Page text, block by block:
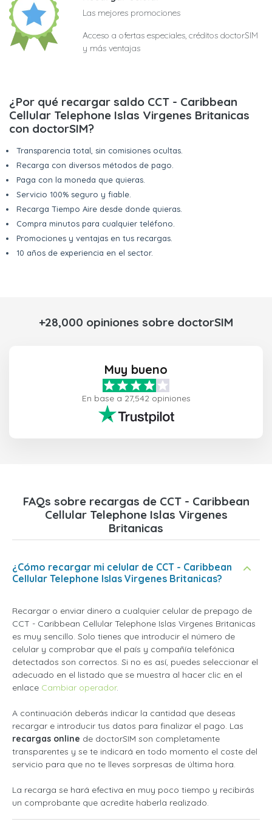
Las mejores promociones
Acceso a ofertas especiales, créditos doctorSIM
y más ventajas
¿Por qué recargar saldo CCT - Caribbean
Cellular Telephone Islas Virgenes Britanicas
con doctorSIM?
Transparencia total, sin comisiones ocultas.
Recarga con diversos métodos de pago.
Paga con la moneda que quieras.
Servicio 100% seguro y fiable.
Recarga Tiempo Aire desde donde quieras.
Compra minutos para cualquier teléfono.
Promociones y ventajas en tus recargas.
10 años de experiencia en el sector.
+28,000 opiniones sobre doctorSIM
Muy bueno
En base a 27,542 opiniones
FAQs sobre recargas de CCT - Caribbean
Cellular Telephone Islas Virgenes
Britanicas
¿Cómo recargar mi celular de CCT - Caribbean
Cellular Telephone Islas Virgenes Britanicas?
Recargar o enviar dinero a cualquier celular de prepago de
CCT - Caribbean Cellular Telephone Islas Virgenes Britanicas
es muy sencillo. Solo tienes que introducir el número de
celular y comprobar que el país y compañía telefónica
detectados son correctos. Si no es así, puedes seleccionar el
adecuado en el listado que se muestra al hacer clic en el
enlace Cambiar operador.
A continuación deberás indicar la cantidad que deseas
recargar e introducir tus datos para finalizar el pago. Las
recargas online de doctorSIM son completamente
transparentes y se te indicará en todo momento el coste del
servicio para que no te lleves sorpresas de última hora.
La recarga se hará efectiva en muy poco tiempo y recibirás
un comprobante que acredite haberla realizado.